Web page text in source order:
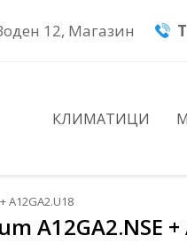
12, Магазин
КЛИМАТИЦИ
A12GA2.U18
A12GA2.NSE +